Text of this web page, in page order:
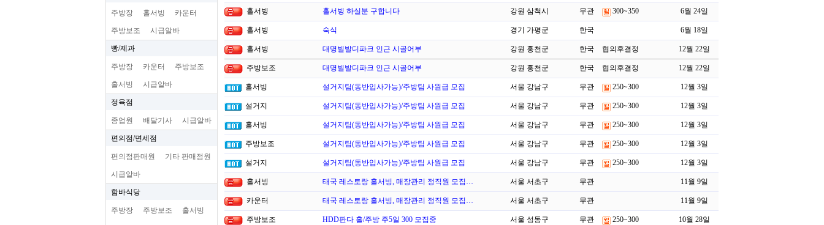
주방장 홀서빙 카운터
주방보조 시급알바
빵/제과
주방장 카운터 주방보조
홀서빙 시급알바
정육점
종업원 배달기사 시급알바
편의점/면세점
편의점판매원 기타 판매점원
시급알바
함바식당
주방장 주방보조 홀서빙
홀서빙 홀서빙 하실분 구합니다 강원 삼척시 무관 300~350 6월 24일
홀서빙 숙식 경기 가평군 한국 6월 18일
홀서빙 대명빌발디파크 인근 시골어부 강원 홍천군 한국 협의후결정 12월 22일
주방보조 대명빌발디파크 인근 시골어부 강원 홍천군 한국 협의후결정 12월 22일
홀서빙 설거지팀(동반입사가능)/주방팀 사원급 모집 서울 강남구 무관 250~300 12월 3일
설거지 설거지팀(동반입사가능)/주방팀 사원급 모집 서울 강남구 무관 250~300 12월 3일
홀서빙 설거지팀(동반입사가능)/주방팀 사원급 모집 서울 강남구 무관 250~300 12월 3일
주방보조 설거지팀(동반입사가능)/주방팀 사원급 모집 서울 강남구 무관 250~300 12월 3일
설거지 설거지팀(동반입사가능)/주방팀 사원급 모집 서울 강남구 무관 250~300 12월 3일
홀서빙 태국 레스토랑 홀서빙, 매장관리 정직원 모집… 서울 서초구 무관 11월 9일
카운터 태국 레스토랑 홀서빙, 매장관리 정직원 모집… 서울 서초구 무관 11월 9일
주방보조 HDD판다 홀/주방 주5일 300 모집중 서울 성동구 무관 250~300 10월 28일